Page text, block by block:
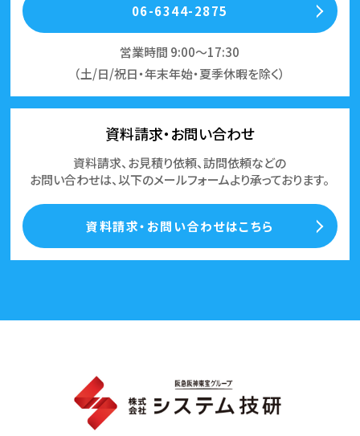
06-6344-2875
営業時間 9:00～17:30
（土/日/祝日・年末年始・夏季休暇を除く）
資料請求・お問い合わせ
資料請求、お見積り依頼、訪問依頼などの
お問い合わせは、以下のメールフォームより承っております。
資料請求・お問い合わせはこちら